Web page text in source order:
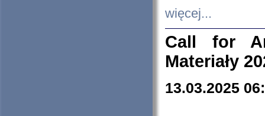
więcej...
Call for
Materiały
13.03.2025